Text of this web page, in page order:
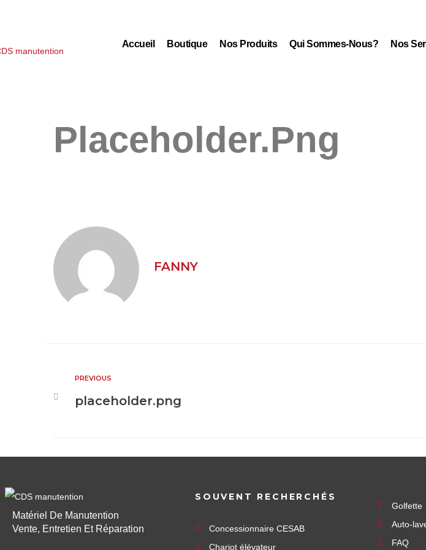
Accueil Boutique Nos Produits Qui Sommes-Nous? Nos
Placeholder.png
FANNY
PREVIOUS
placeholder.png
Matériel De Manutention
Vente, Entretien Et Réparation
SOUVENT RECHERCHÉS
Concessionnaire CESAB
Chariot élévateur
Golfette
Auto-
FAQ